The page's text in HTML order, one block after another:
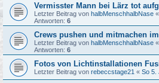
Vermisster Mann bei Lärz tot
Letzter Beitrag von halbMenschhalbNase «
Antworten: 6
Crews pushen und mitmachen
Letzter Beitrag von halbMenschhalbNase «
Antworten: 6
Fotos von Lichtinstallationen
Letzter Beitrag von rebeccstage21 « So 5.